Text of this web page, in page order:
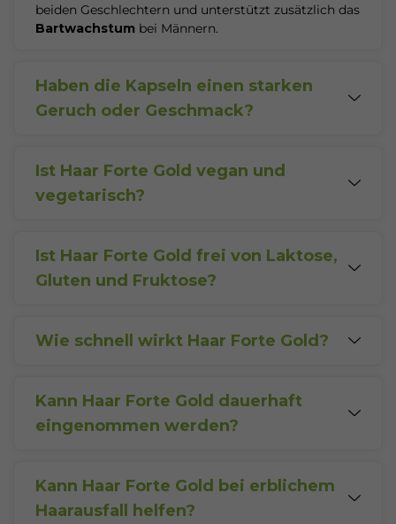
beiden Geschlechtern und unterstützt zusätzlich das
Bartwachstum bei Männern.
Haben die Kapseln einen starken
Geruch oder Geschmack?
Ist Haar Forte Gold vegan und
vegetarisch?
Ist Haar Forte Gold frei von Laktose,
Gluten und Fruktose?
eine hoheBioverfügbarkeitsicherstellt.
Wie schnell wirkt Haar Forte Gold?
wobei individuelle Unterschiede bestehen.
Kann Haar Forte Gold dauerhaft
eingenommen werden?
Einnahme konzipiert. Eine Anwendung über
mindestens
3 bis 4 Monate
Kann Haar Forte Gold bei erblichem
Haarausfall helfen?